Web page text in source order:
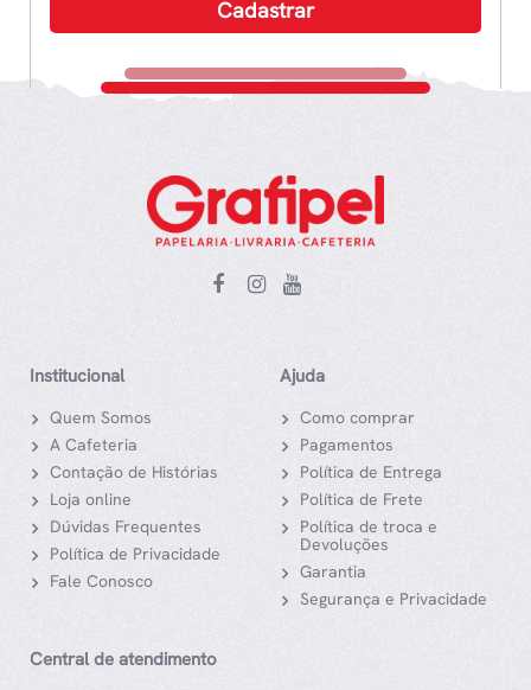
Institucional
Quem Somos
A Cafeteria
Contação de Histórias
Loja online
Dúvidas Frequentes
Política de Privacidade
Fale Conosco
Ajuda
Como comprar
Pagamentos
Política de Entrega
Política de Frete
Política de troca e
Devoluções
Garantia
Segurança e Privacidade
Central de atendimento